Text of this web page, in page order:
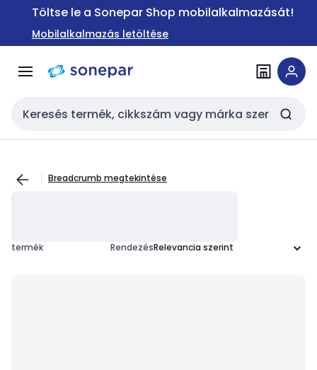
Ugrás a
Ugrás a
tartalomra
Töltse le a Sonepar Shop mobilalkalmazását!
Mobilalkalmazás letöltése
Keresési bemenet
Breadcrumb megtekintése
termék Rendezés